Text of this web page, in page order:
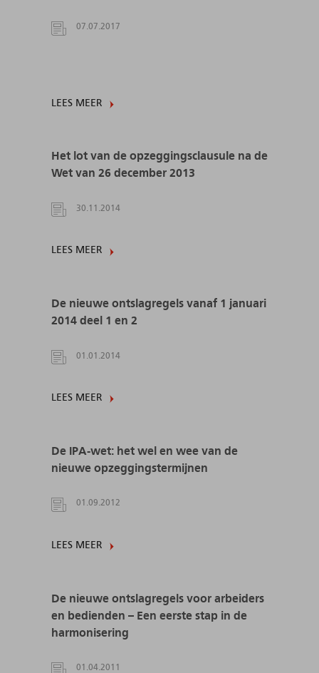
07.07.2017
LEES MEER
Het lot van de opzeggingsclausule na de
Wet van 26 december 2013
30.11.2014
LEES MEER
De nieuwe ontslagregels vanaf 1 januari
2014 deel 1 en 2
01.01.2014
LEES MEER
De IPA-wet: het wel en wee van de
nieuwe opzeggingstermijnen
01.09.2012
LEES MEER
De nieuwe ontslagregels voor arbeiders
en bedienden – Een eerste stap in de
harmonisering
01.04.2011